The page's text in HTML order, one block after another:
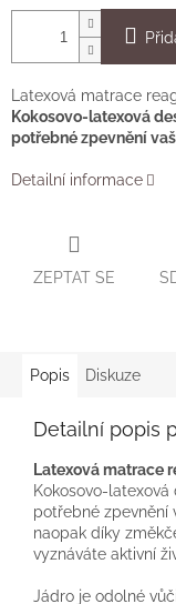
Latexová matrace
Kokosovo-latexová
potřebné zpevnění
Detailní informace
ZEPTAT SE
Popis Diskuze
Detailní popis
Latexová matrace
Kokosovo-
potřebné zpevnění
naopak díky
vyznáváte aktivní
Jádro je odolné